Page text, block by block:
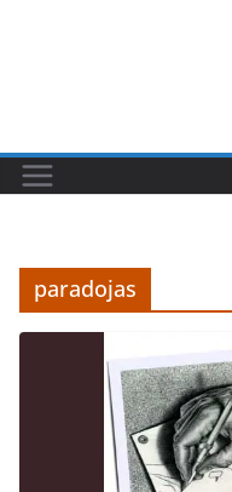
paradojas